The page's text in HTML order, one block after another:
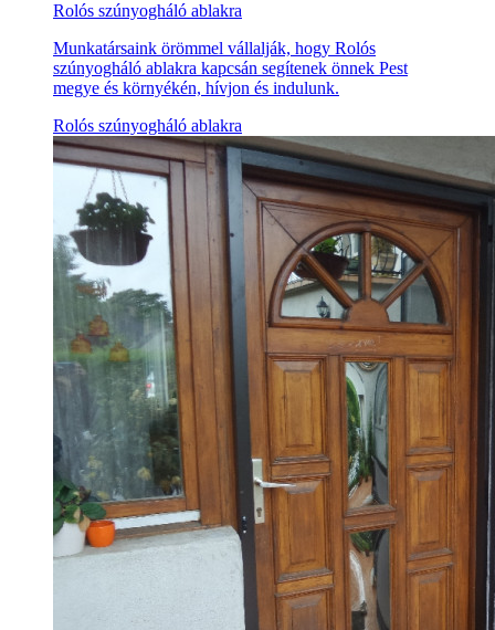
Rolós szúnyogháló ablakra
Munkatársaink örömmel vállalják, hogy Rolós
szúnyogháló ablakra kapcsán segítenek önnek Pest
megye és környékén, hívjon és indulunk.
Rolós szúnyogháló ablakra